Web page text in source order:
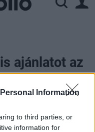
Information
to third parties, or
information for
ajánlatot az
is adott